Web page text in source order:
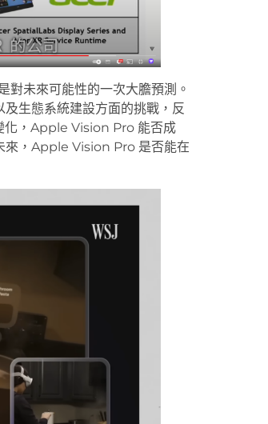
未來可能性的一次大膽預測。
生態系統建設方面的挑戰，反
化，Apple Vision Pro 能否成
來，Apple Vision Pro 是否能在